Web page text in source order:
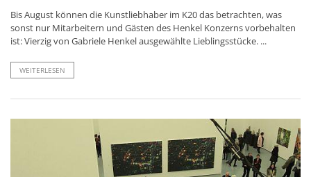
Bis August können die Kunstliebhaber im K20 das betrachten, was
sonst nur Mitarbeitern und Gästen des Henkel Konzerns vorbehalten
ist: Vierzig von Gabriele Henkel ausgewählte Lieblingsstücke. ...
WEITERLESEN